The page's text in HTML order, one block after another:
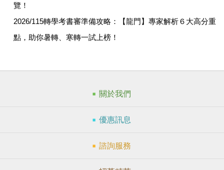
覽！
2026/115轉學考書審準備攻略：【龍門】專家解析６大高分重
點，助你暑轉、寒轉一試上榜！
關於我們
優惠訊息
諮詢服務